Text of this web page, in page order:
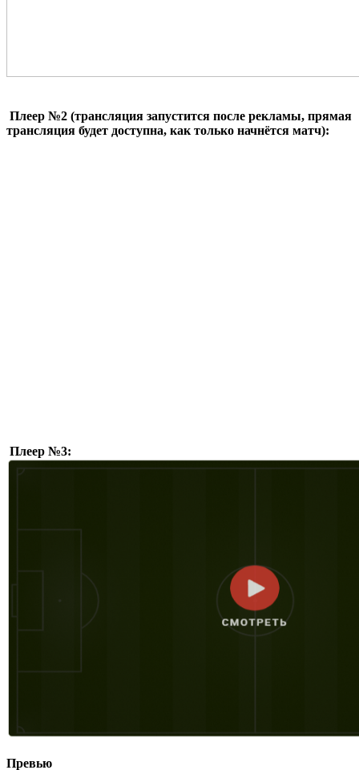
Плеер №2 (трансляция запустится после рекламы, прямая
трансляция будет доступна, как только начнётся матч):
Плеер №3:
Превью